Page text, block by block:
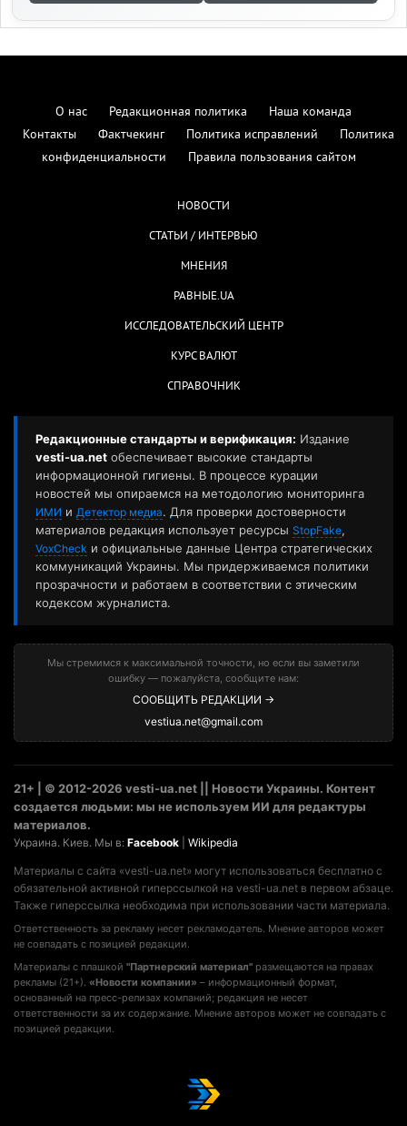
О нас Редакционная политика
Наша команда
Контакты
Фактчекинг Политика исправлений
Политика
конфиденциальности
Правила пользования сайтом
НОВОСТИ
СТАТЬИ / ИНТЕРВЬЮ
МНЕНИЯ
РАВНЫЕ.UA
ИССЛЕДОВАТЕЛЬСКИЙ ЦЕНТР
КУРС ВАЛЮТ
СПРАВОЧНИК
Редакционные стандарты и верификация: Издание
vesti-ua.net обеспечивает высокие стандарты
информационной гигиены. В процессе курации
новостей мы опираемся на методологию мониторинга
ИМИ и Детектор медиа. Для проверки достоверности
материалов редакция использует ресурсы StopFake,
VoxCheck и официальные данные Центра стратегических
коммуникаций Украины. Мы придерживаемся политики
прозрачности и работаем в соответствии с этическим
кодексом журналиста.
Мы стремимся к максимальной точности, но если вы заметили
ошибку — пожалуйста, сообщите нам:
СООБЩИТЬ РЕДАКЦИИ →
vestiua.net@gmail.com
21+ | © 2012-2026 vesti-ua.net || Новости Украины. Контент
создается людьми: мы не используем ИИ для редактуры
материалов.
Украина. Киев. Мы в: Facebook Wikipedia
Материалы с сайта «vesti-ua.net» могут использоваться бесплатно с
обязательной активной гиперссылкой на vesti-ua.net в первом абзаце.
Также гиперссылка необходима при использовании части материала.
Ответственность за рекламу несет рекламодатель. Мнение авторов может
не совпадать с позицией редакции.
Материалы с плашкой "Партнерский материал" размещаются на правах
рекламы (21+). «Новости компании» – информационный формат,
основанный на пресс-релизах компаний; редакция не несет
ответственности за их содержание. Мнение авторов может не совпадать с
позицией редакции.